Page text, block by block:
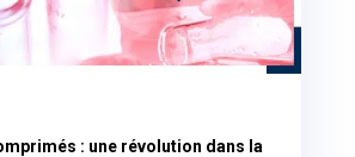
: une révolution dans la